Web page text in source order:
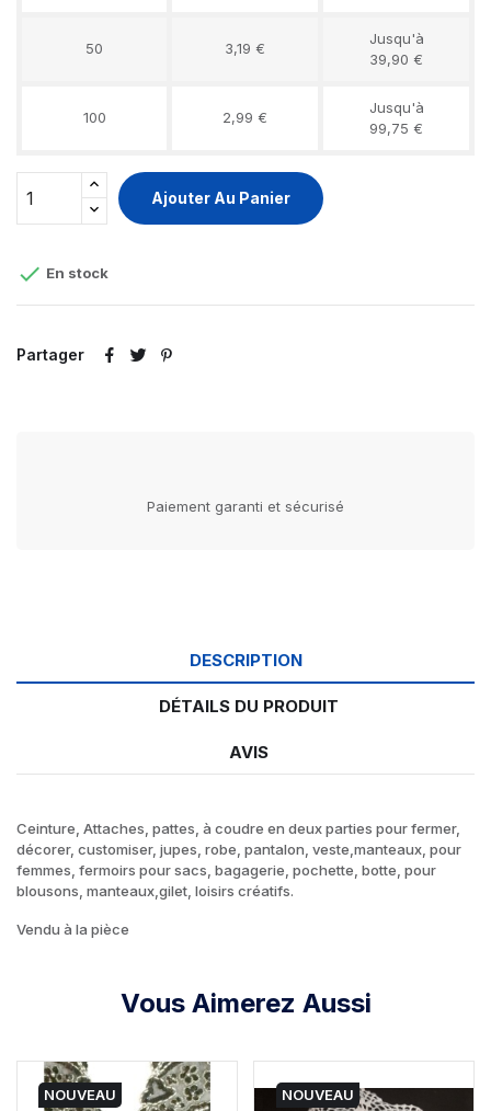
50 3,19 €
Jusqu'à
39,90 €
100 2,99 €
Jusqu'à
99,75 €
Ajouter Au Panier
 En stock
Partager
Paiement garanti et sécurisé
DESCRIPTION
DÉTAILS DU PRODUIT
AVIS
Ceinture, Attaches, pattes, à coudre en deux parties pour fermer,
décorer, customiser, jupes, robe, pantalon, veste,manteaux, pour
femmes, fermoirs pour sacs, bagagerie, pochette, botte, pour
blousons, manteaux,gilet, loisirs créatifs.
Vendu à la pièce
Vous Aimerez Aussi
NOUVEAU NOUVEAU